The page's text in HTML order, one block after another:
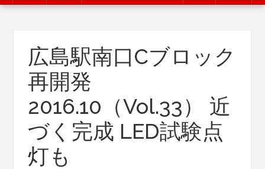
広島駅南口Cブロック
再開発
2016.10（Vol.33） 近
づく完成 LED試験点
灯も